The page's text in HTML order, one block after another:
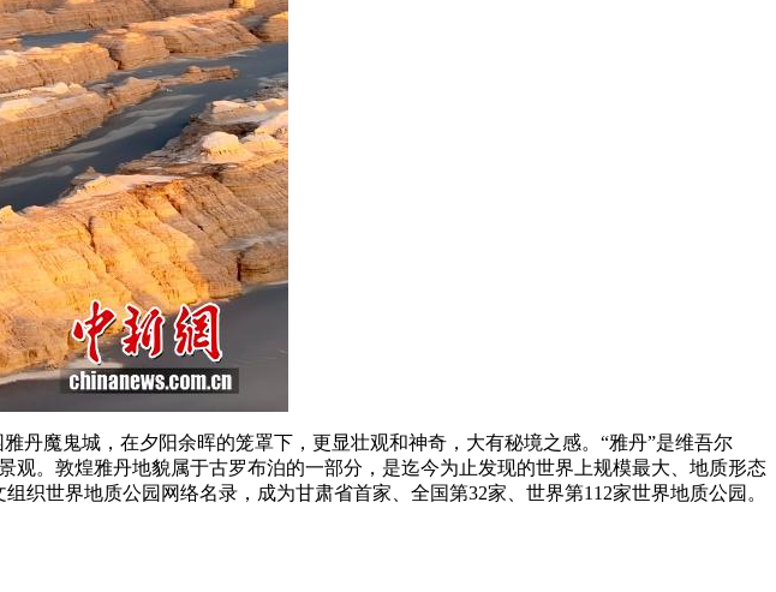
魔鬼城，在夕阳余晖的笼罩下，更显壮观和神奇，大有秘境之感。“雅丹”是维吾尔
。敦煌雅丹地貌属于古罗布泊的一部分，是迄今为止发现的世界上规模最大、地质形态
世界地质公园网络名录，成为甘肃省首家、全国第32家、世界第112家世界地质公园。